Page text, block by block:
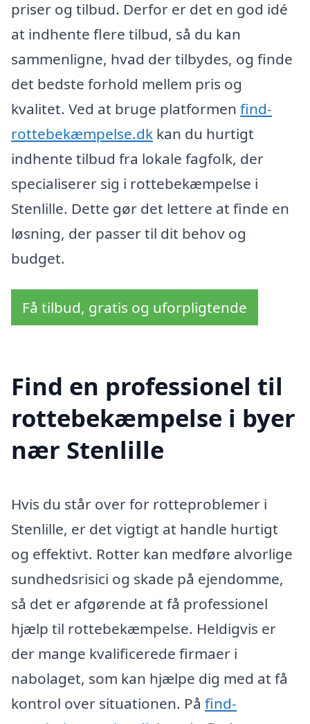
priser og tilbud. Derfor er det en god idé
at indhente flere tilbud, så du kan
sammenligne, hvad der tilbydes, og finde
det bedste forhold mellem pris og
kvalitet. Ved at bruge platformen find-
rottebekæmpelse.dk kan du hurtigt
indhente tilbud fra lokale fagfolk, der
specialiserer sig i rottebekæmpelse i
Stenlille. Dette gør det lettere at finde en
løsning, der passer til dit behov og
budget.
Få tilbud, gratis og uforpligtende
Find en professionel til
rottebekæmpelse i byer
nær Stenlille
Hvis du står over for rotteproblemer i
Stenlille, er det vigtigt at handle hurtigt
og effektivt. Rotter kan medføre alvorlige
sundhedsrisici og skade på ejendomme,
så det er afgørende at få professionel
hjælp til rottebekæmpelse. Heldigvis er
der mange kvalificerede firmaer i
nabolaget, som kan hjælpe dig med at få
kontrol over situationen. På find-